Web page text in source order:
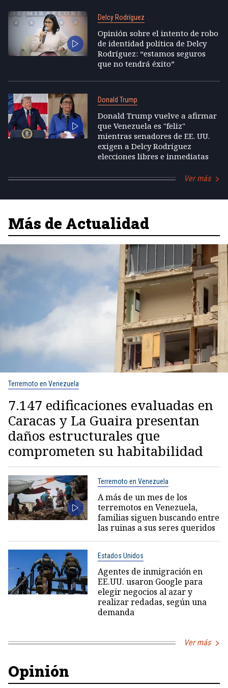
Delcy Rodríguez
Opinión sobre el intento de robo
de identidad política de Delcy
Rodríguez: “estamos seguros
que no tendrá éxito”
Donald Trump
Donald Trump vuelve a afirmar
que Venezuela es "feliz"
mientras senadores de EE. UU.
exigen a Delcy Rodríguez
elecciones libres e inmediatas
Ver más
Más de Actualidad
Terremoto en Venezuela
7.147 edificaciones evaluadas en
Caracas y La Guaira presentan
daños estructurales que
comprometen su habitabilidad
Terremoto en Venezuela
A más de un mes de los
terremotos en Venezuela,
familias siguen buscando entre
las ruinas a sus seres queridos
Estados Unidos
Agentes de inmigración en
EE.UU. usaron Google para
elegir negocios al azar y
realizar redadas, según una
demanda
Ver más
Opinión